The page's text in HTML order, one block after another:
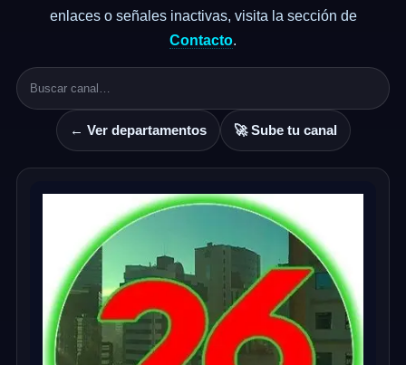
enlaces o señales inactivas, visita la sección de
Contacto.
← Ver departamentos 🚀 Sube tu canal